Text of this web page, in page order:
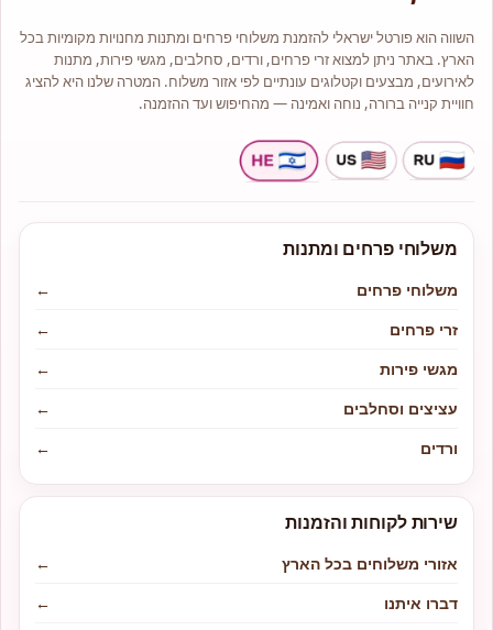
השווה הוא פורטל ישראלי להזמנת משלוחי פרחים ומתנות מחנויות מקומיות בכל
הארץ. באתר ניתן למצוא זרי פרחים, ורדים, סחלבים, מגשי פירות, מתנות
לאירועים, מבצעים וקטלוגים עונתיים לפי אזור משלוח. המטרה שלנו היא להציג
חוויית קנייה ברורה, נוחה ואמינה — מהחיפוש ועד ההזמנה.
משלוחי פרחים ומתנות
משלוחי פרחים
←
זרי פרחים
←
מגשי פירות
←
עציצים וסחלבים
←
ורדים
←
שירות לקוחות והזמנות
אזורי משלוחים בכל הארץ
←
דברו איתנו
←